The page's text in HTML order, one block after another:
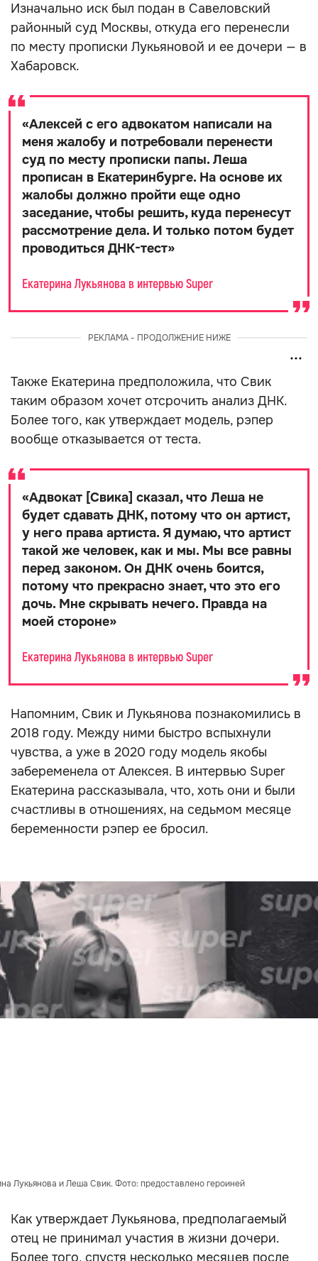
Изначально иск был подан в Савеловский
районный суд Москвы, откуда его перенесли
по месту прописки Лукьяновой и ее дочери — в
Хабаровск.
«Алексей с его адвокатом написали на
меня жалобу и потребовали перенести
суд по месту прописки папы. Леша
прописан в Екатеринбурге. На основе их
жалобы должно пройти еще одно
заседание, чтобы решить, куда перенесут
рассмотрение дела. И только потом будет
проводиться ДНК-тест»
Екатерина Лукьянова в интервью Super
РЕКЛАМА - ПРОДОЛЖЕНИЕ НИЖЕ
Также Екатерина предположила, что Свик
таким образом хочет отсрочить анализ ДНК.
Более того, как утверждает модель, рэпер
вообще отказывается от теста.
«Адвокат [Свика] сказал, что Леша не
будет сдавать ДНК, потому что он артист,
у него права артиста. Я думаю, что артист
такой же человек, как и мы. Мы все равны
перед законом. Он ДНК очень боится,
потому что прекрасно знает, что это его
дочь. Мне скрывать нечего. Правда на
моей стороне»
Екатерина Лукьянова в интервью Super
Напомним, Свик и Лукьянова познакомились в
2018 году. Между ними быстро вспыхнули
чувства, а уже в 2020 году модель якобы
забеременела от Алексея. В интервью Super
Екатерина рассказывала, что, хоть они и были
счастливы в отношениях, на седьмом месяце
беременности рэпер ее бросил.
Лукьянова и Леша Свик. Фото: предоставлено героиней
Как утверждает Лукьянова, предполагаемый
отец не принимал участия в жизни дочери.
Более того, спустя несколько месяцев после